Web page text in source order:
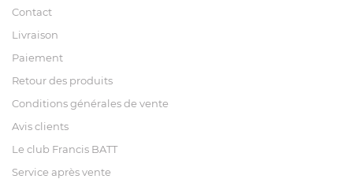
Contact
Livraison
Paiement
Retour des produits
Conditions générales de vente
Avis clients
Le club Francis BATT
Service après vente